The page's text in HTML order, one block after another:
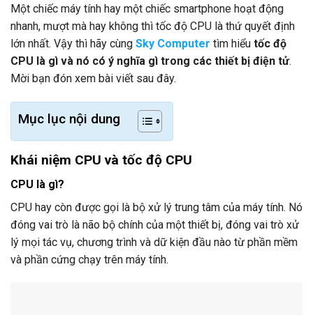
Một chiếc máy tính hay một chiếc smartphone hoạt động
nhanh, mượt mà hay không thì tốc độ CPU là thứ quyết định
lớn nhất. Vậy thì hãy cùng Sky Computer tìm hiểu tốc độ
CPU là gì và nó có ý nghĩa gì trong các thiết bị điện tử.
Mời bạn đón xem bài viết sau đây.
Mục lục nội dung
Khái niệm CPU và tốc độ CPU
CPU là gì?
CPU hay còn được gọi là bộ xử lý trung tâm của máy tính. Nó
đóng vai trò là não bộ chính của một thiết bị, đóng vai trò xử
lý mọi tác vụ, chương trình và dữ kiện đầu nào từ phần mềm
và phần cứng chạy trên máy tính.